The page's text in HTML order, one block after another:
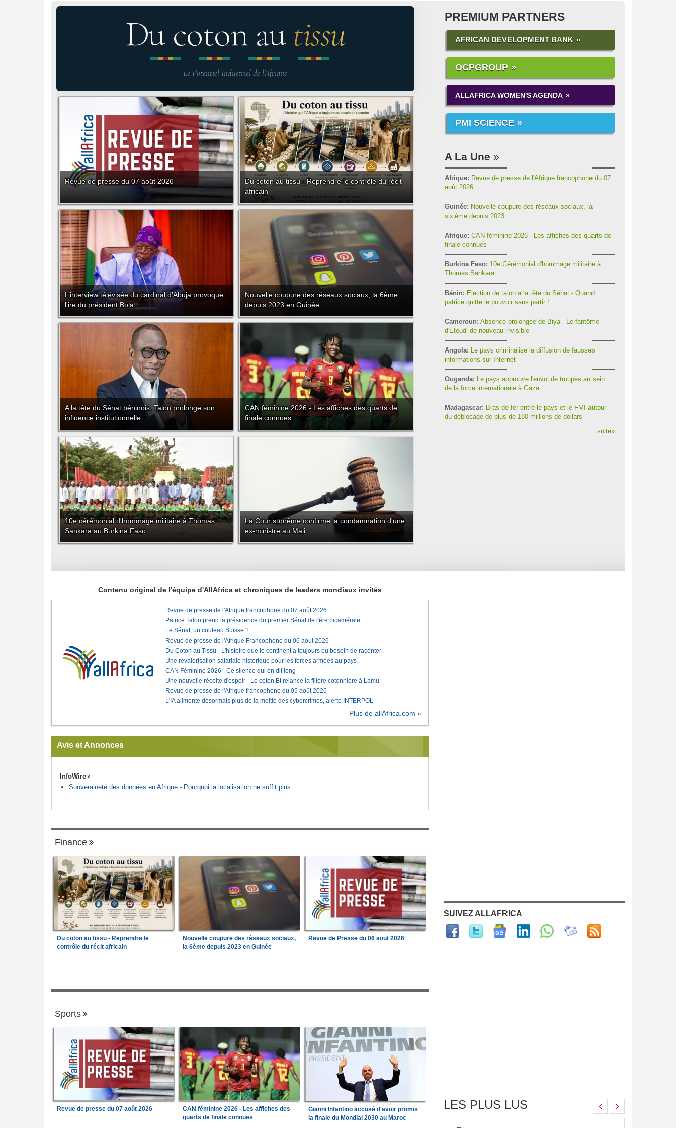
Du coton au tissu
Le Potentiel Industriel de l'Afrique
Revue de presse du 07 août 2026
Du coton au tissu - Reprendre le contrôle du récit
africain
L’interview télévisée du cardinal d'Abuja provoque
l'ire du président Bola
Nouvelle coupure des réseaux sociaux, la 6ème
depuis 2023 en Guinée
A la tête du Sénat béninois, Talon prolonge son
influence institutionnelle
CAN féminine 2026 - Les affiches des quarts de
finale connues
10e cérémonial d'hommage militaire à Thomas
Sankara au Burkina Faso
La Cour suprême confirme la condamnation d'une
ex-ministre au Mali
PREMIUM PARTNERS
AFRICAN DEVELOPMENT BANK
OCPGROUP
ALLAFRICA WOMEN'S AGENDA
PMI SCIENCE
A La Une
Afrique: Revue de presse de l'Afrique francophone du 07
août 2026
Guinée: Nouvelle coupure des réseaux sociaux, la
sixième depuis 2023
Afrique: CAN féminine 2026 - Les affiches des quarts de
finale connues
Burkina Faso: 10e Cérémonial d'hommage militaire à
Thomas Sankara
Bénin: Election de talon a la tête du Sénat - Quand
patrice quitte le pouvoir sans partir !
Cameroun: Absence prolongée de Biya - Le fantôme
d'Etoudi de nouveau invisible
Angola: Le pays criminalise la diffusion de fausses
informations sur Internet
Ouganda: Le pays approuve l'envoi de troupes au sein
de la force internationale à Gaza
Madagascar: Bras de fer entre le pays et le FMI autour
du déblocage de plus de 180 millions de dollars
suite»
Contenu original de l'équipe d'AllAfrica et chroniques de leaders mondiaux invités
Revue de presse de l'Afrique francophone du 07 août 2026
Patrice Talon prend la présidence du premier Sénat de l'ère bicamérale
Le Sénat, un couteau Suisse ?
Revue de presse de l'Afrique Francophone du 06 aout 2026
Du Coton au Tissu - L'histoire que le continent a toujours eu besoin de raconter
Une revalorisation salariale historique pour les forces armées au pays
CAN Féminine 2026 - Ce silence qui en dit long
Une nouvelle récolte d'espoir - Le coton Bt relance la filière cotonnière à Lamu
Revue de presse de l'Afrique francophone du 05 août 2026
L'IA alimente désormais plus de la moitié des cybercrimes, alerte INTERPOL
Plus de allAfrica.com »
Avis et Annonces
InfoWire
Souveraineté des données en Afrique - Pourquoi la localisation ne suffit plus
Finance
Du coton au tissu - Reprendre le
contrôle du récit africain
Nouvelle coupure des réseaux sociaux,
la 6ème depuis 2023 en Guinée
Revue de Presse du 06 aout 2026
Sports
Revue de presse du 07 août 2026
CAN féminine 2026 - Les affiches des
quarts de finale connues
Gianni Infantino accusé d'avoir promis
la finale du Mondial 2030 au Maroc
SUIVEZ ALLAFRICA
LES PLUS LUS